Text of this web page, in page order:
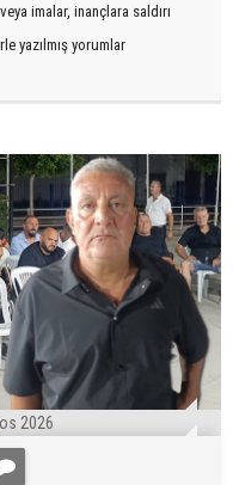
imalar, inançlara saldırı
yazılmış yorumlar
2026